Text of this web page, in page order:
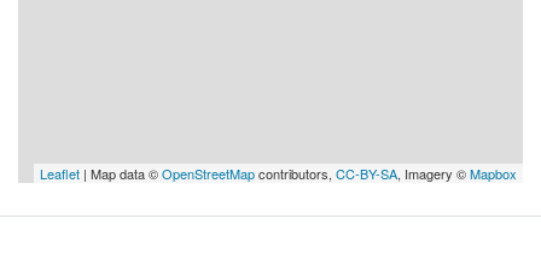
Leaflet | Map data ©OpenStreetMapcontributors, CC-BY-SA, Imagery ©Mapbox